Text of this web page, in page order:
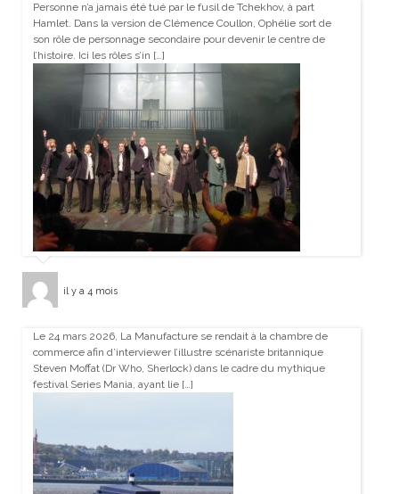
Personne n’a jamais été tué par le fusil de Tchekhov, à part
Hamlet. Dans la version de Clémence Coullon, Ophélie sort de
son rôle de personnage secondaire pour devenir le centre de
l’histoire. Ici les rôles s’in […]
il y a 4 mois
Le 24 mars 2026, La Manufacture se rendait à la chambre de
commerce afin d’interviewer l’illustre scénariste britannique
Steven Moffat (Dr Who, Sherlock) dans le cadre du mythique
festival Series Mania, ayant lie […]